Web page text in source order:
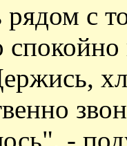
рядом с